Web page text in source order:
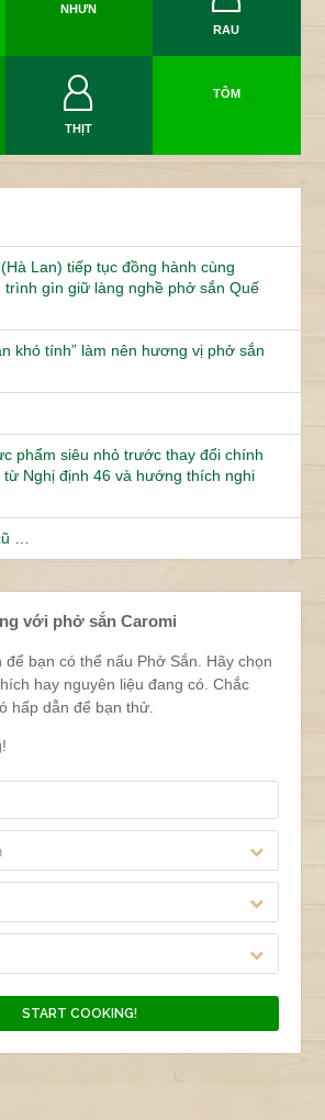
NHƯN
RAU
THỊT
TÔM
Lan) tiếp tục đồng hành cùng
trình gìn giữ làng nghề phở sắn Quế
khó tính” làm nên hương vị phở sắn
phẩm siêu nhỏ trước thay đổi chính
Nghị định 46 và hướng thích nghi
…
với phở sắn Caromi
để bạn có thể nấu Phở Sắn. Hãy chọn
hay nguyên liệu đang có. Chắc
hấp dẫn để bạn thử.